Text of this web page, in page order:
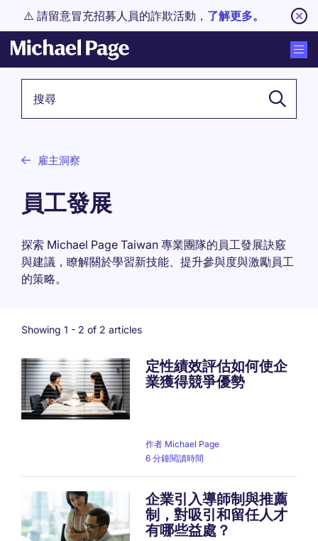
⚠️ 請留意冒充招募人員的詐欺活動， 了解更多。
雇主洞察
員工發展
探索 Michael Page Taiwan 專業團隊的員工發展訣竅
與建議，瞭解關於學習新技能、提升參與度與激勵員工
的策略。
Showing 1 - 2 of 2 articles
定性績效評估如何使企
業獲得競爭優勢
作者 Michael Page
6 分鐘閱讀時間
企業引入導師制與推薦
制，對吸引和留任人才
有哪些益處？